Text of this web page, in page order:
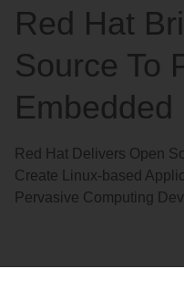
Red Hat
Source To
Embedded
Red Hat Delivers Open
Create Linux-based
Pervasive Computing